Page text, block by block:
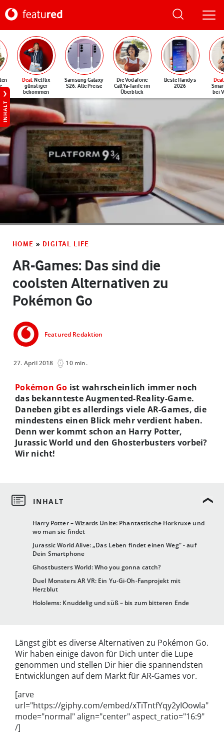
Deal: Netflix
günstiger
bekommen
Samsung Galaxy
S26: Alle Preise
Die Vodafone
CallYa-Tarife im
Überblick
Beste Handys
2026
Deal
bei
INHALT
HOME » DIGITAL LIFE
AR-Games: Das sind die
coolsten Alternativen zu
Pokémon Go
Featured Redaktion
27. April 2018 10 min.
Harry Potter – Wizards Unite: Phantastische Horkruxe und
wo man sie findet
Jurassic World Alive: „Das Leben findet einen Weg“ - auf
Dein Smartphone
Ghostbusters World: Who you gonna catch?
Duel Monsters AR VR: Ein Yu-Gi-Oh-Fanprojekt mit
Herzblut
Hololems: Knuddelig und süß – bis zum bitteren Ende
Pokémon Go ist wahrscheinlich immer noch
das bekannteste Augmented-Reality-Game.
Daneben gibt es allerdings viele AR-Games, die
mindestens einen Blick mehr verdient haben.
Denn wer kommt schon an Harry Potter,
Jurassic World und den Ghosterbusters vorbei?
Wir nicht!
Längst gibt es diverse Alternativen zu Pokémon Go.
Wir haben einige davon für Dich unter die Lupe
genommen und stellen Dir hier die spannendsten
Entwicklungen auf dem Markt für AR-Games vor.
[arve
url="https://giphy.com/embed/xTiTntfYqy2yIOowla"
mode="normal" align="center" aspect_ratio="16:9"
/]